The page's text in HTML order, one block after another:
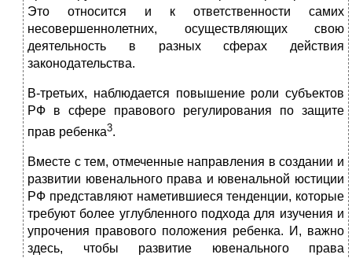
Это относится и к ответственности самих
несовершеннолетних, осуществляющих свою
деятельность в разных сферах действия
законодательства.
В-третьих, наблюдается повышение роли субъектов
РФ в сфере правового регулирования по защите
прав ребенка3.
Вместе с тем, отмеченные направления в создании и
развитии ювенального права и ювенальной юстиции
РФ представляют наметившиеся тенденции, которые
требуют более углубленного подхода для изучения и
упрочения правового положения ребенка. И, важно
здесь, чтобы развитие ювенального права